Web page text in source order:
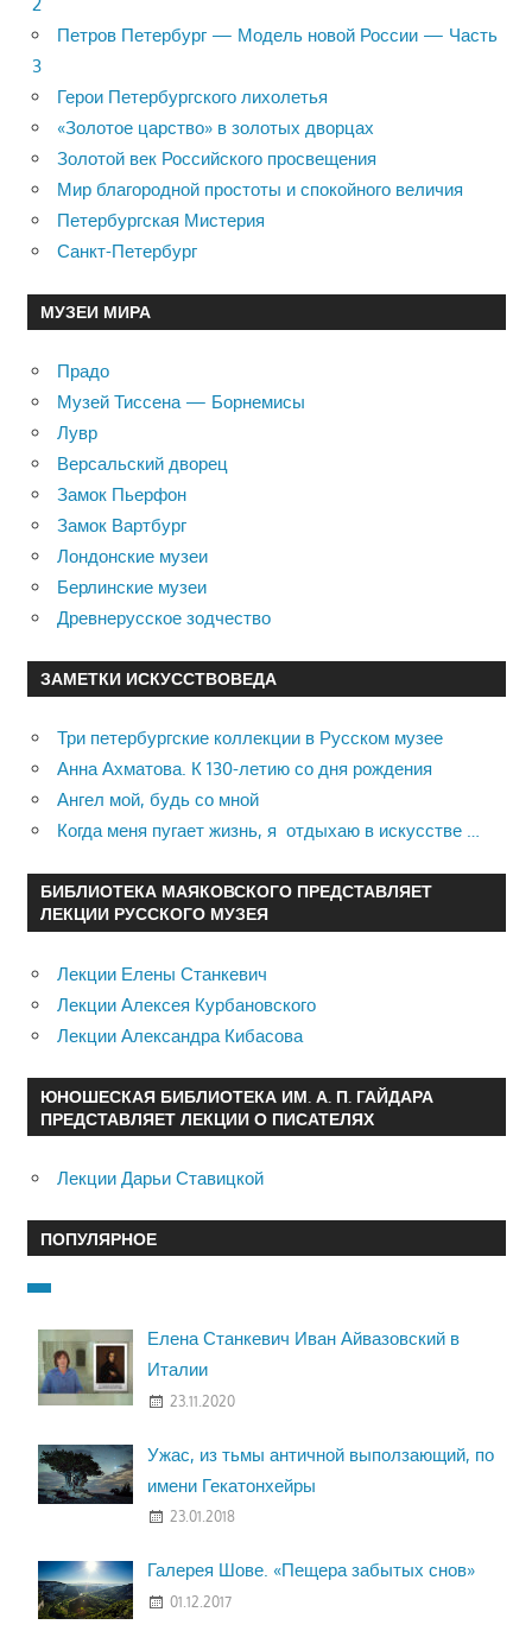
Петров Петербург — Модель новой России — Часть
3
Герои Петербургского лихолетья
«Золотое царство» в золотых дворцах
Золотой век Российского просвещения
Мир благородной простоты и спокойного величия
Петербургская Мистерия
Санкт-Петербург
МУЗЕИ МИРА
Прадо
Музей Тиссена — Борнемисы
Лувр
Версальский дворец
Замок Пьерфон
Замок Вартбург
Лондонские музеи
Берлинские музеи
Древнерусское зодчество
ЗАМЕТКИ ИСКУССТВОВЕДА
Три петербургские коллекции в Русском музее
Анна Ахматова. К 130-летию со дня рождения
Ангел мой, будь со мной
Когда меня пугает жизнь, я отдыхаю в искусстве …
БИБЛИОТЕКА МАЯКОВСКОГО ПРЕДСТАВЛЯЕТ
ЛЕКЦИИ РУССКОГО МУЗЕЯ
Лекции Елены Станкевич
Лекции Алексея Курбановского
Лекции Александра Кибасова
ЮНОШЕСКАЯ БИБЛИОТЕКА ИМ. А. П. ГАЙДАРА
ПРЕДСТАВЛЯЕТ ЛЕКЦИИ О ПИСАТЕЛЯХ
Лекции Дарьи Ставицкой
ПОПУЛЯРНОЕ
Елена Станкевич Иван Айвазовский в
Италии
23.11.2020
Ужас, из тьмы античной выползающий, по
имени Гекатонхейры
23.01.2018
Галерея Шове. «Пещера забытых снов»
01.12.2017